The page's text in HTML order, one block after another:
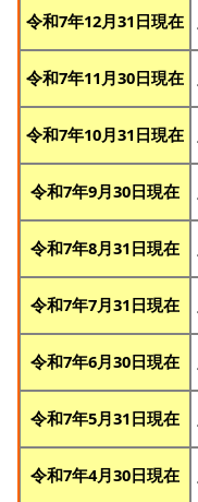
令和7年12月31日現在
令和7年11月30日現在
令和7年10月31日現在
令和7年9月30日現在
令和7年8月31日現在
令和7年7月31日現在
令和7年6月30日現在
令和7年5月31日現在
令和7年4月30日現在